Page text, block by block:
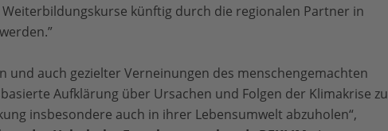
künftig durch die regionalen Partner in
und auch gezielter Verneinungen des menschengemachten
Aufklärung über Ursachen und Folgen der Klimakrise zu
insbesondere auch in ihrer Lebensumwelt abzuholen“,